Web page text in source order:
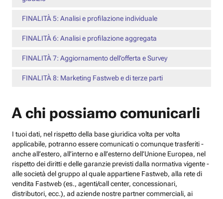
FINALITÀ 5: Analisi e profilazione individuale
FINALITÀ 6: Analisi e profilazione aggregata
FINALITÀ 7: Aggiornamento dell’offerta e Survey
FINALITÀ 8: Marketing Fastweb e di terze parti
A chi possiamo comunicarli
I tuoi dati, nel rispetto della base giuridica volta per volta
applicabile, potranno essere comunicati o comunque trasferiti -
anche all’estero, all’interno e all’esterno dell’Unione Europea, nel
rispetto dei diritti e delle garanzie previsti dalla normativa vigente -
alle società del gruppo al quale appartiene Fastweb, alla rete di
vendita Fastweb (es., agenti/call center, concessionari,
distributori, ecc.), ad aziende nostre partner commerciali, ai